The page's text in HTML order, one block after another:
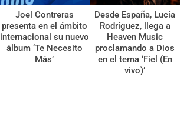
Joel Contreras
presenta en el ámbito
internacional su nuevo
álbum ‘Te Necesito
Más’
Desde España, Lucía
Rodríguez, llega a
Heaven Music
proclamando a Dios
en el tema ‘Fiel (En
vivo)’